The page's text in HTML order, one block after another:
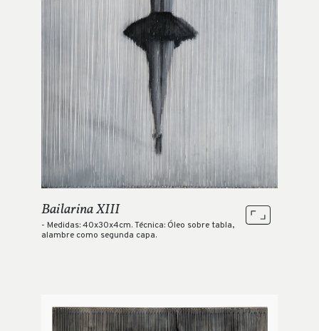
Bailarina XIII
- Medidas: 40x30x4cm. Técnica: Óleo sobre tabla,
alambre como segunda capa.